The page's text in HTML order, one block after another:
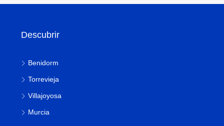
Descubrir
Benidorm
Torrevieja
Villajoyosa
Murcia